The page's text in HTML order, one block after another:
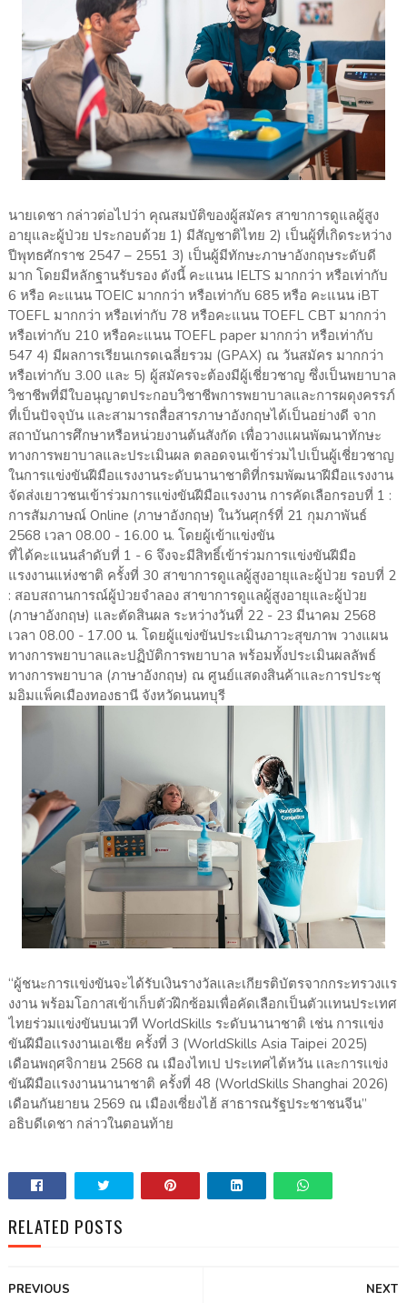
นายเดชา กล่าวต่อไปว่า คุณสมบัติของผู้สมัคร สาขาการดูแลผู้สูง
อายุและผู้ป่วย ประกอบด้วย 1) มีสัญชาติไทย 2) เป็นผู้ที่เกิดระหว่าง
ปีพุทธศักราช 2547 – 2551 3) เป็นผู้มีทักษะภาษาอังกฤษระดับดี
มาก โดยมีหลักฐานรับรอง ดังนี้ คะแนน IELTS มากกว่า หรือเท่ากับ
6 หรือ คะแนน TOEIC มากกว่า หรือเท่ากับ 685 หรือ คะแนน iBT
TOEFL มากกว่า หรือเท่ากับ 78 หรือคะแนน TOEFL CBT มากกว่า
หรือเท่ากับ 210 หรือคะแนน TOEFL paper มากกว่า หรือเท่ากับ
547 4) มีผลการเรียนเกรดเฉลี่ยรวม (GPAX) ณ วันสมัคร มากกว่า
หรือเท่ากับ 3.00 และ 5) ผู้สมัครจะต้องมีผู้เชี่ยวชาญ ซึ่งเป็นพยาบาล
วิชาชีพที่มีใบอนุญาตประกอบวิชาชีพการพยาบาลและการผดุงครรภ์
ที่เป็นปัจจุบัน และสามารถสื่อสารภาษาอังกฤษได้เป็นอย่างดี จาก
สถาบันการศึกษาหรือหน่วยงานต้นสังกัด เพื่อวางแผนพัฒนาทักษะ
ทางการพยาบาลและประเมินผล ตลอดจนเข้าร่วมไปเป็นผู้เชี่ยวชาญ
ในการแข่งขันฝีมือแรงงานระดับนานาชาติที่กรมพัฒนาฝีมือแรงงาน
จัดส่งเยาวชนเข้าร่วมการแข่งขันฝีมือแรงงาน การคัดเลือกรอบที่ 1 :
การสัมภาษณ์ Online (ภาษาอังกฤษ) ในวันศุกร์ที่ 21 กุมภาพันธ์
2568 เวลา 08.00 - 16.00 น. โดยผู้เข้าแข่งขัน
ที่ได้คะแนนลำดับที่ 1 - 6 จึงจะมีสิทธิ์เข้าร่วมการแข่งขันฝีมือ
แรงงานแห่งชาติ ครั้งที่ 30 สาขาการดูแลผู้สูงอายุและผู้ป่วย รอบที่ 2
: สอบสถานการณ์ผู้ป่วยจำลอง สาขาการดูแลผู้สูงอายุและผู้ป่วย
(ภาษาอังกฤษ) และตัดสินผล ระหว่างวันที่ 22 - 23 มีนาคม 2568
เวลา 08.00 - 17.00 น. โดยผู้แข่งขันประเมินภาวะสุขภาพ วางแผน
ทางการพยาบาลและปฏิบัติการพยาบาล พร้อมทั้งประเมินผลลัพธ์
ทางการพยาบาล (ภาษาอังกฤษ) ณ ศูนย์แสดงสินค้าและการประชุ
มอิมแพ็คเมืองทองธานี จังหวัดนนทบุรี
“ผู้ชนะการเเข่งขันจะได้รับเงินรางวัลเเละเกียรติบัตรจากกระทรวงเเร
งงาน พร้อมโอกาสเข้าเก็บตัวฝึกซ้อมเพื่อคัดเลือกเป็นตัวเเทนประเทศ
ไทยร่วมเเข่งขันบนเวที WorldSkills ระดับนานาชาติ เช่น การเเข่ง
ขันฝีมือเเรงงานเอเชีย ครั้งที่ 3 (WorldSkills Asia Taipei 2025)
เดือนพฤศจิกายน 2568 ณ เมืองไทเป ประเทศไต้หวัน เเละการเเข่ง
ขันฝีมือเเรงงานนานาชาติ ครั้งที่ 48 (WorldSkills Shanghai 2026)
เดือนกันยายน 2569 ณ เมืองเซี่ยงไฮ้ สาธารณรัฐประชาชนจีน”
อธิบดีเดชา กล่าวในตอนท้าย
RELATED POSTS
NEXT
PREVIOUS